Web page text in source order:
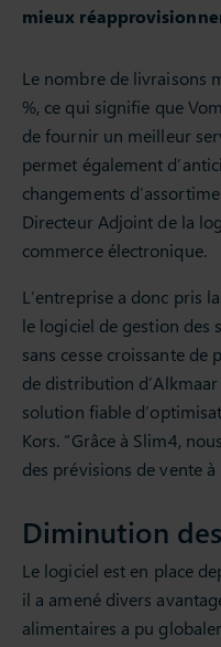
mieux
Le nombre de livraisons
%, ce qui signifie que
de fournir un meilleur
permet également
changements
Directeur Adjoint de la
commerce électronique.
L’entreprise a donc pris
le logiciel de gestion des
sans cesse croissante de
de distribution
solution fiable
Kors. “Grâce à Slim4,
des prévisions de vente
Diminution
Le logiciel est en place
il a amené divers
alimentaires a pu